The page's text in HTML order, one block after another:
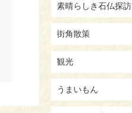
素晴らしき石仏探訪
街角散策
観光
うまいもん